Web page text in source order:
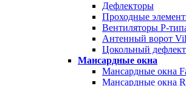
Дефлекторы
Проходные
Вентиляторы P-
Антенный ворот
Цокольный
Мансардные окна
Мансардные окна
Мансардные окна